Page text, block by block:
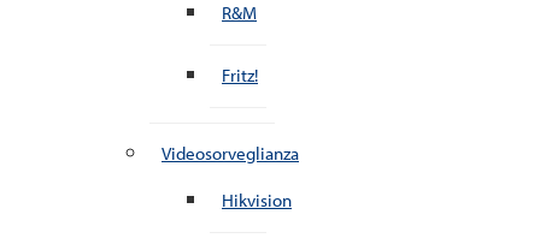
R&M
Fritz!
Videosorveglianza
Hikvision